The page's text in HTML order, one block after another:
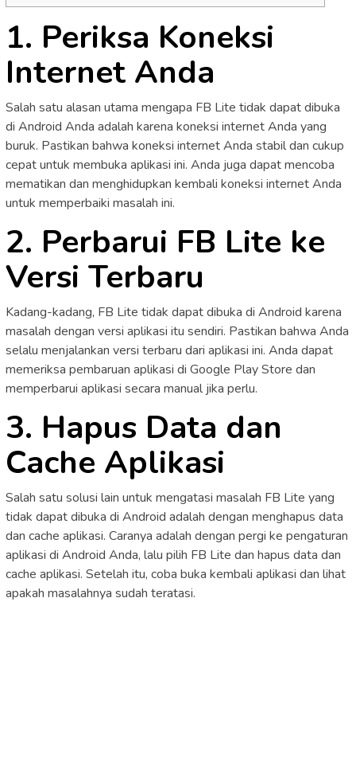
1. Periksa Koneksi
Internet Anda
Salah satu alasan utama mengapa FB Lite tidak dapat dibuka
di Android Anda adalah karena koneksi internet Anda yang
buruk. Pastikan bahwa koneksi internet Anda stabil dan cukup
cepat untuk membuka aplikasi ini. Anda juga dapat mencoba
mematikan dan menghidupkan kembali koneksi internet Anda
untuk memperbaiki masalah ini.
2. Perbarui FB Lite ke
Versi Terbaru
Kadang-kadang, FB Lite tidak dapat dibuka di Android karena
masalah dengan versi aplikasi itu sendiri. Pastikan bahwa Anda
selalu menjalankan versi terbaru dari aplikasi ini. Anda dapat
memeriksa pembaruan aplikasi di Google Play Store dan
memperbarui aplikasi secara manual jika perlu.
3. Hapus Data dan
Cache Aplikasi
Salah satu solusi lain untuk mengatasi masalah FB Lite yang
tidak dapat dibuka di Android adalah dengan menghapus data
dan cache aplikasi. Caranya adalah dengan pergi ke pengaturan
aplikasi di Android Anda, lalu pilih FB Lite dan hapus data dan
cache aplikasi. Setelah itu, coba buka kembali aplikasi dan lihat
apakah masalahnya sudah teratasi.